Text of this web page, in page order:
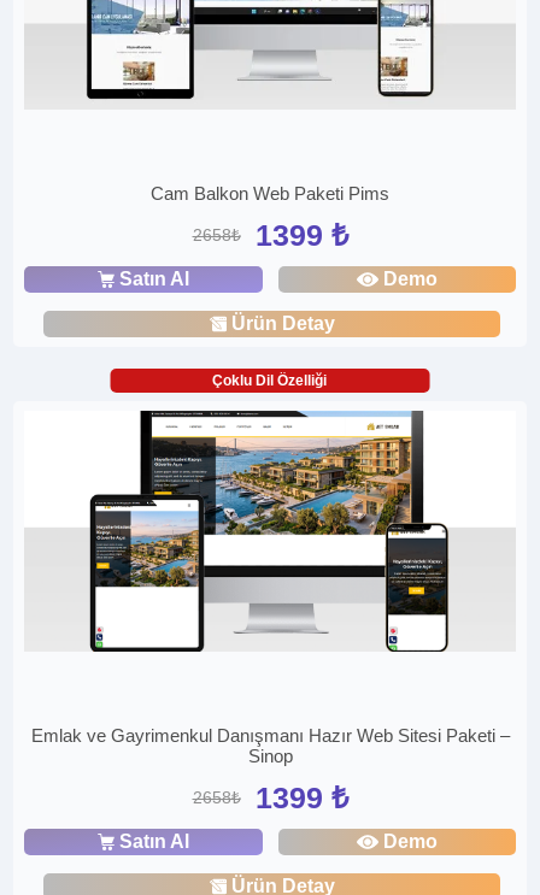
Cam Balkon Web Paketi Pims
2658₺ 1399 ₺
Satın Al Demo
Ürün Detay
Çoklu Dil Özelliği
Emlak ve Gayrimenkul Danışmanı Hazır Web Sitesi Paketi –
Sinop
2658₺ 1399 ₺
Satın Al Demo
Ürün Detay